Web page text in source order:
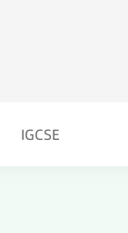
IGCSE